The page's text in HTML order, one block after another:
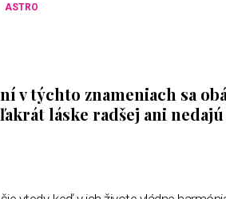
ASTRO
v týchto znameniach sa
láske radšej ani nedajú